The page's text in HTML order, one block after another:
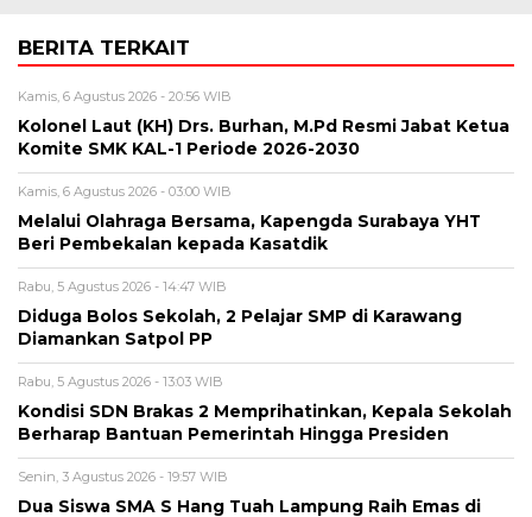
BERITA TERKAIT
Kamis, 6 Agustus 2026 - 20:56 WIB
Kolonel Laut (KH) Drs. Burhan, M.Pd Resmi Jabat Ketua
Komite SMK KAL-1 Periode 2026-2030
Kamis, 6 Agustus 2026 - 03:00 WIB
Melalui Olahraga Bersama, Kapengda Surabaya YHT
Beri Pembekalan kepada Kasatdik
Rabu, 5 Agustus 2026 - 14:47 WIB
Diduga Bolos Sekolah, 2 Pelajar SMP di Karawang
Diamankan Satpol PP
Rabu, 5 Agustus 2026 - 13:03 WIB
Kondisi SDN Brakas 2 Memprihatinkan, Kepala Sekolah
Berharap Bantuan Pemerintah Hingga Presiden
Senin, 3 Agustus 2026 - 19:57 WIB
Dua Siswa SMA S Hang Tuah Lampung Raih Emas di